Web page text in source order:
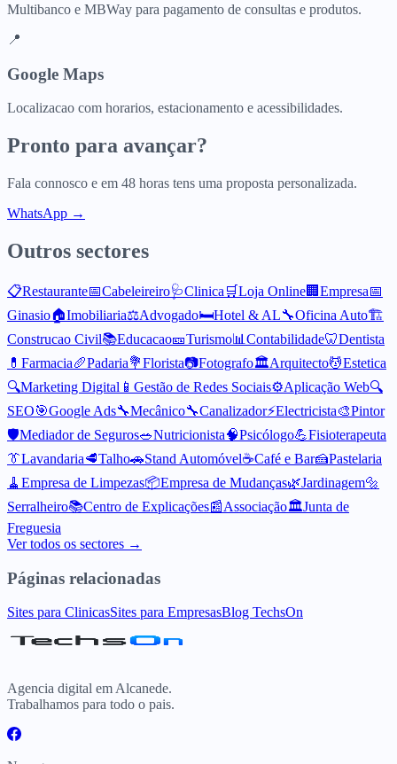
Multibanco e MBWay para pagamento de consultas e produtos.
📍
Google Maps
Localizacao com horarios, estacionamento e acessibilidades.
Pronto para avançar?
Fala connosco e em 48 horas tens uma proposta personalizada.
WhatsApp →
Outros sectores
📋Restaurante📅Cabeleireiro🩺Clinica 🛒Loja Online🏢 Empresa📅
Ginasio🏠Imobiliaria⚖️Advogado🛏️Hotel & AL🔧Oficina Auto🏗️
Construcao Civil📚Educacao🎫Turismo📊 Contabilidade🦷Dentista
💊 Farmacia🥖Padaria💐Florista📷Fotografo🏛️Arquitecto💆Estetica
🔍Marketing Digital 📱 Gestão de Redes Sociais⚙️Aplicação Web🔍
SEO🎯Google Ads🔧Mecânico🔧Canalizador⚡Electricista🎨Pintor
🛡️Mediador de Seguros🥗Nutricionista🧠Psicólogo💪Fisioterapeuta
👔Lavandaria🥩Talho🚗Stand Automóvel☕Café e Bar🍰Pastelaria
🧹 Empresa de Limpezas📦Empresa de Mudanças🌿Jardinagem🔩
Serralheiro📚Centro de Explicações📰Associação🏛️Junta de
Freguesia
Ver todos os sectores →
Páginas relacionadas
Sites para ClinicasSites para EmpresasBlog TechsOn
Agencia digital em Alcanede.
Trabalhamos para todo o pais.